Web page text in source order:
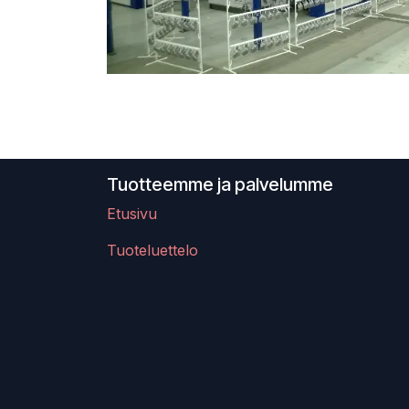
Tuotteemme ja palvelumme
Etusivu
Tuoteluettelo